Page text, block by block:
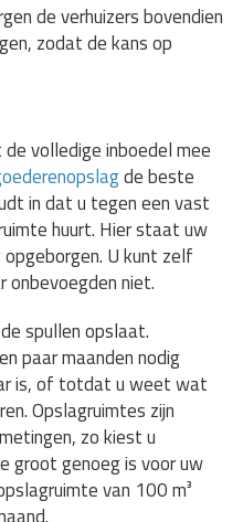
de verhuizers bovendien
zodat de kans op
volledige inboedel mee
de beste
in dat u tegen een vast
huurt. Hier staat uw
U kunt zelf
onbevoegden niet.
spullen opslaat.
paar maanden nodig
is, of totdat u weet wat
Opslagruimtes zijn
zo kiest u
groot genoeg is voor uw
van 100 m³